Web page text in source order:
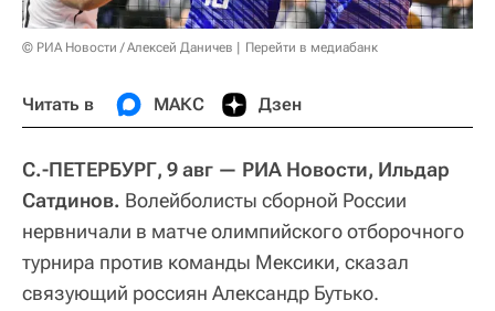
© РИА Новости / Алексей Даничев Перейти в медиабанк
Читать в МАКС Дзен
С.-ПЕТЕРБУРГ, 9 авг — РИА Новости, Ильдар
Сатдинов. Волейболисты сборной России
нервничали в матче олимпийского отборочного
турнира против команды Мексики, сказал
связующий россиян Александр Бутько.